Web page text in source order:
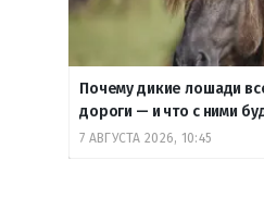
Почему дикие лошади
дороги — и что с ними
7 АВГУСТА 2026, 10:45